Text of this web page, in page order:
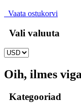
Vaata ostukorvi
Vali valuuta
Oih, ilmes
Kategooriad